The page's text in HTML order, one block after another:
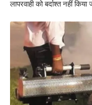
लापरवाही को बर्दाश्त नहीं किया